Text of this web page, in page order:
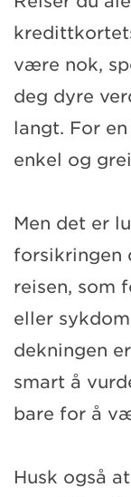
være nok,
deg dyre
langt. For
enkel og
Men det er
forsikringen
reisen, som
eller
dekningen
smart å
bare for å
Husk også